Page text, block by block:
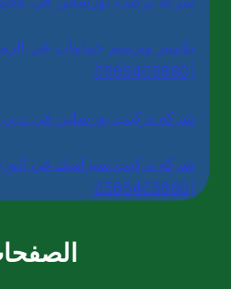
تكسير وترميم حمامات في
شركة تركيب بورسلين في دبي |0565405680
شركة تركيب سيراميك في